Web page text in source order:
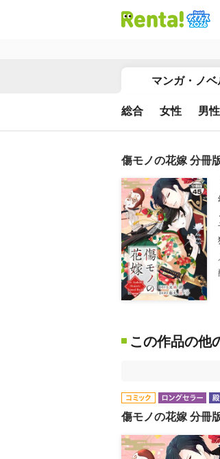
マンガ・ノ
総合 女性 男性
傷モノの花嫁 分冊
この作品の他
傷モノの花嫁 分冊